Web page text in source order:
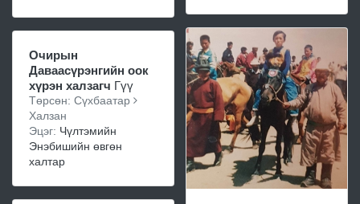
Очирын
Даваасүрэнгийн оок
хүрэн халзагч Гүү
Төрсөн: Сүхбаатар
Халзан
Эцэг: Чүлтэмийн
Энэбишийн өвгөн
халтар